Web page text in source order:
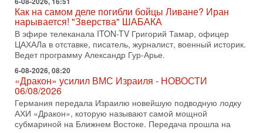
Как на самом деле погибли бойцы Ливане? Иран
нарывается! "Зверства" ШАБАКА
В эфире телеканала ITON-TV Григорий Тамар, офицер
ЦАХАЛа в отставке, писатель, журналист, военный историк.
Ведет программу Александр Гур-Арье.
6-08-2026, 08:20
«Дракон» усилил ВМС Израиля - НОВОСТИ
06/08/2026
Германия передала Израилю новейшую подводную лодку
АХИ «Дракон», которую называют самой мощной
субмариной на Ближнем Востоке. Передача прошла на